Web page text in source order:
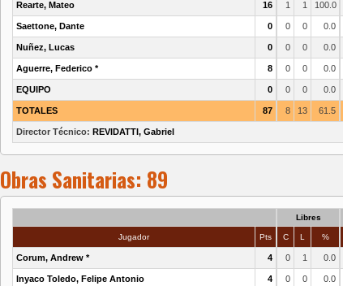
Rearte, Mateo 16 1 1 100.0
Saettone, Dante 0 0 0 0.0
Nuñez, Lucas 0 0 0 0.0
Aguerre, Federico * 8 0 0 0.0
EQUIPO 0 0 0 0.0
TOTALES 87 8 13 61.5
Director Técnico: REVIDATTI, Gabriel
Obras Sanitarias: 89
Libres
Jugador Pts C L %
Corum, Andrew * 4 0 1 0.0
Inyaco Toledo, Felipe Antonio 4 0 0 0.0